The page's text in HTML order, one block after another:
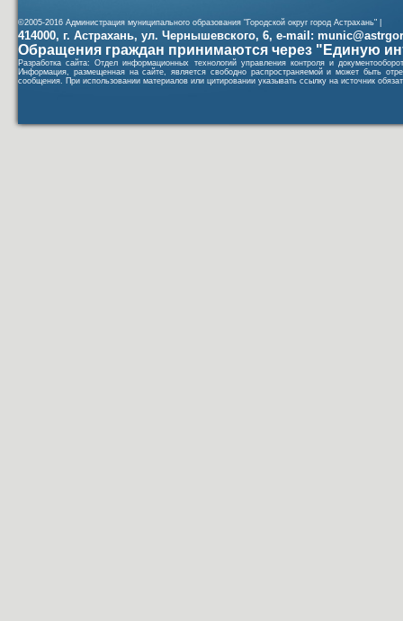
©2005-2016 Администрация муниципального образования "Городской округ город Астрахань" |
414000, г. Астрахань, ул. Чернышевского, 6, e-mail:
Обращения граждан принимаются через "Единую
Разработка сайта: Отдел информационных технологий управления контроля и
Информация, размещенная на сайте, является свободно распространяемой и может быть
сообщения. При использовании материалов или цитировании указывать ссылку на источник